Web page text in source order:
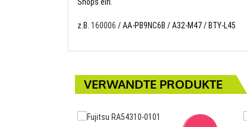
z.B. 160006 / AA-PB9NC6B / A32-M47 / BTY-L45
VERWANDTE PRODUKTE